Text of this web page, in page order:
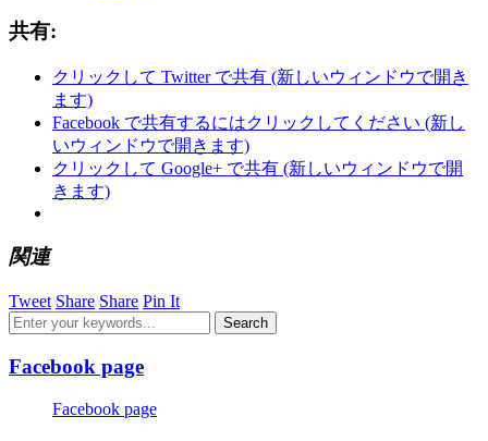
共有:
クリックして Twitter で共有 (新しいウィンドウで開き
ます)
Facebook で共有するにはクリックしてください (新し
いウィンドウで開きます)
クリックして Google+ で共有 (新しいウィンドウで開
きます)
関連
Tweet Share Share Pin It
Facebook page
Facebook page